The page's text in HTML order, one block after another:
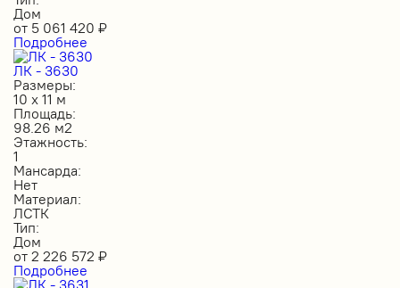
Дом
от 5 061 420 ₽
Подробнее
ЛК - 3630
Размеры:
10 х 11 м
Площадь:
98.26 м2
Этажность:
1
Мансарда:
Нет
Материал:
ЛСТК
Тип:
Дом
от 2 226 572 ₽
Подробнее